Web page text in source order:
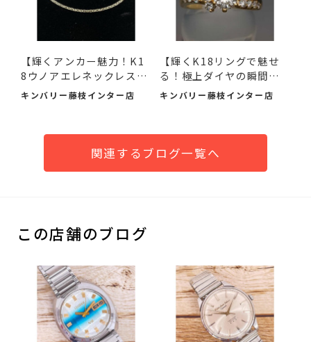
​【輝くアンカー魅力！K1
8ウノアエレネックレス
#...
キンバリー藤枝インター店
【輝くK18リングで魅せ
る！極上ダイヤの瞬間を
あな...
キンバリー藤枝インター店
関連するブログ一覧へ
この店舗のブログ